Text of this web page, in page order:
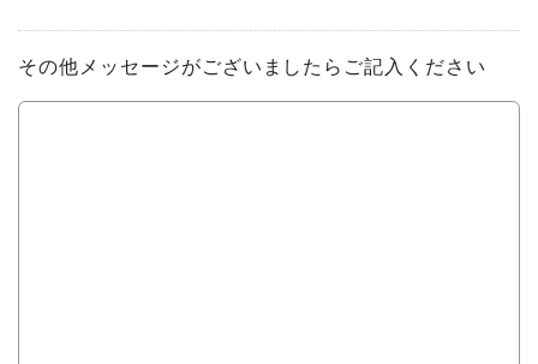
その他メッセージがございましたらご記入ください